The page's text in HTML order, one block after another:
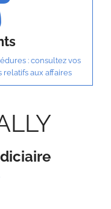
: consultez vos
aux affaires